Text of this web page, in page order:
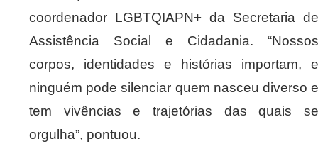
coordenador LGBTQIAPN+ da Secretaria de
Assistência Social e Cidadania. “Nossos
corpos, identidades e histórias importam, e
ninguém pode silenciar quem nasceu diverso e
tem vivências e trajetórias das quais se
orgulha”, pontuou.